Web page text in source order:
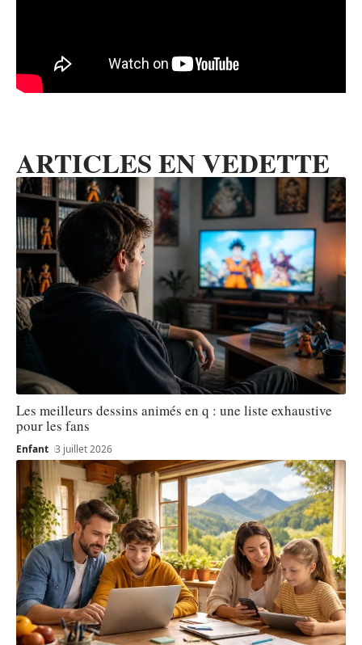
ARTICLES EN VEDETTE
Les meilleurs dessins animés en q : une liste exhaustive
pour les fans
Enfant 3 juillet 2026